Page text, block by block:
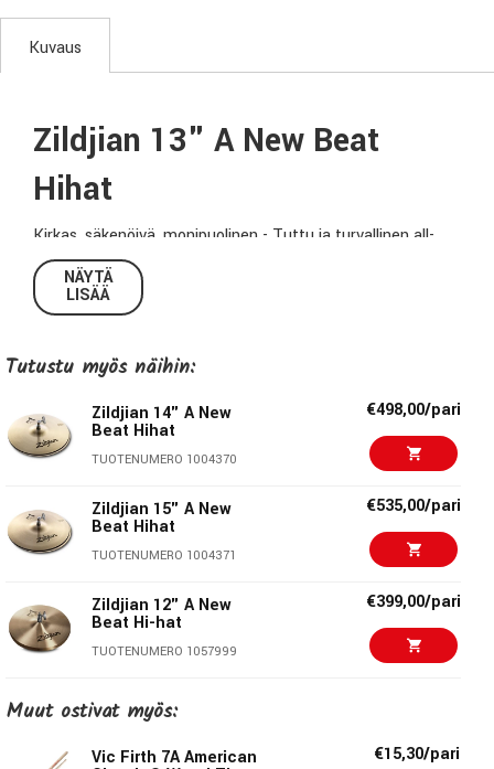
Kuvaus
Zildjian 13" A New Beat
Hihat
Kirkas, säkenöivä, monipuolinen - Tuttu ja turvallinen all-
round-hihat toimii joka lähtöön ja onkin eittämättä
markkinoiden monipuolisin hihat-malli. Symmetrinen taonta
ja sorvaus. Alunperin Louie Bellsonin suunnittelema hihat.
A Zildjian
A Zildjian on maailman suosituin ja eniten käytetty
symbaali. Sarja mallivalikoima on kaikkein laajin ja A
Zildjianin kristallinkirkkaasta ja täyteläisestä soinnista on
muita symbaaleja verrataan.
Tekniset tiedot:
Koko:
13”
Malli:
A0130
Zildjian - Genuine Turkish Cymbals
NÄYTÄ
LISÄÄ
Tutustu myös näihin:
Zildjian 14" A New
Beat Hihat
TUOTENUMERO 1004370
€498,00/pari
Zildjian 15" A New
Beat Hihat
TUOTENUMERO 1004371
€535,00/pari
Zildjian 12" A New
Beat Hi-hat
TUOTENUMERO 1057999
€399,00/pari
Zildjian 14" A Quick
Beat Hihat
TUOTENUMERO 1004373
Muut ostivat myös:
Vic Firth 7A American €15,30/pari